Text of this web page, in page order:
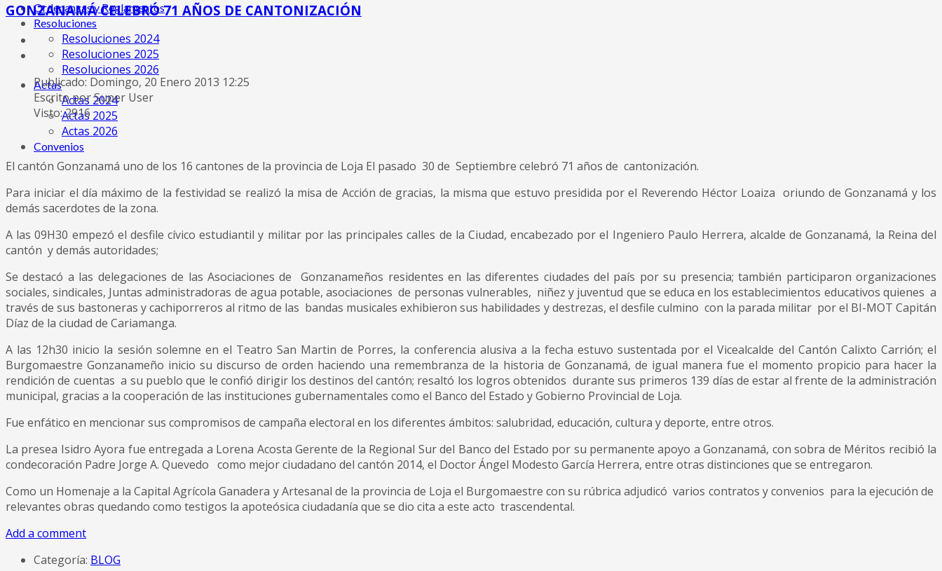
Ordenanzas y Reglamentos
Resoluciones
Resoluciones 2024
Resoluciones 2025
Resoluciones 2026
Actas
Actas 2024
Actas 2025
Actas 2026
Convenios
GONZANAMÁ CELEBRÓ 71 AÑOS DE CANTONIZACIÓN
Publicado: Domingo, 20 Enero 2013 12:25
Escrito por Super User
Visto: 2916
El cantón Gonzanamá uno de los 16 cantones de la provincia de Loja El pasado 30 de Septiembre celebró 71 años de cantonización.
Para iniciar el día máximo de la festividad se realizó la misa de Acción de gracias, la misma que estuvo presidida por el Reverendo Héctor Loaiza oriundo de Gonzanamá y los
demás sacerdotes de la zona.
A las 09H30 empezó el desfile cívico estudiantil y militar por las principales calles de la Ciudad, encabezado por el Ingeniero Paulo Herrera, alcalde de Gonzanamá, la Reina del
cantón y demás autoridades;
Se destacó a las delegaciones de las Asociaciones de Gonzanameños residentes en las diferentes ciudades del país por su presencia; también participaron organizaciones
sociales, sindicales, Juntas administradoras de agua potable, asociaciones de personas vulnerables, niñez y juventud que se educa en los establecimientos educativos quienes a
través de sus bastoneras y cachiporreros al ritmo de las bandas musicales exhibieron sus habilidades y destrezas, el desfile culmino con la parada militar por el BI-MOT Capitán
Díaz de la ciudad de Cariamanga.
A las 12h30 inicio la sesión solemne en el Teatro San Martin de Porres, la conferencia alusiva a la fecha estuvo sustentada por el Vicealcalde del Cantón Calixto Carrión; el
Burgomaestre Gonzanameño inicio su discurso de orden haciendo una remembranza de la historia de Gonzanamá, de igual manera fue el momento propicio para hacer la
rendición de cuentas a su pueblo que le confió dirigir los destinos del cantón; resaltó los logros obtenidos durante sus primeros 139 días de estar al frente de la administración
municipal, gracias a la cooperación de las instituciones gubernamentales como el Banco del Estado y Gobierno Provincial de Loja.
Fue enfático en mencionar sus compromisos de campaña electoral en los diferentes ámbitos: salubridad, educación, cultura y deporte, entre otros.
La presea Isidro Ayora fue entregada a Lorena Acosta Gerente de la Regional Sur del Banco del Estado por su permanente apoyo a Gonzanamá, con sobra de Méritos recibió la
condecoración Padre Jorge A. Quevedo como mejor ciudadano del cantón 2014, el Doctor Ángel Modesto García Herrera, entre otras distinciones que se entregaron.
Como un Homenaje a la Capital Agrícola Ganadera y Artesanal de la provincia de Loja el Burgomaestre con su rúbrica adjudicó varios contratos y convenios para la ejecución de
relevantes obras quedando como testigos la apoteósica ciudadanía que se dio cita a este acto trascendental.
Add a comment
Categoría: BLOG